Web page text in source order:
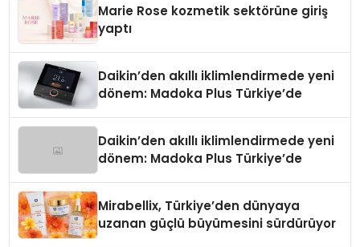
Marie Rose kozmetik sektörüne giriş
yaptı
Daikin’den akıllı iklimlendirmede yeni
dönem: Madoka Plus Türkiye’de
Daikin’den akıllı iklimlendirmede yeni
dönem: Madoka Plus Türkiye’de
Mirabellix, Türkiye’den dünyaya
uzanan güçlü büyümesini sürdürüyor